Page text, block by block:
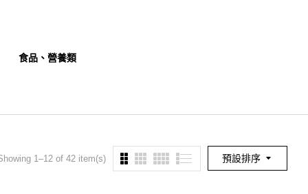
食品、營養類
預設排序
1–12 of 42 item(s)